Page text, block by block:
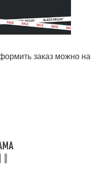
заказ можно на